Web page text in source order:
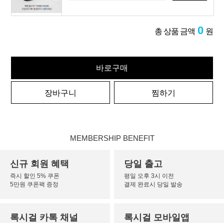
총 상품 금액 0 원
바로구매
장바구니 찜하기
MEMBERSHIP BENEFIT
신규 회원 혜택
즉시 할인 5% 쿠폰
5만원 쿠폰팩 증정
당일 출고
평일 오후 3시 이전
결제 완료시 당일 발송
록시걸 카톡 채널 록시걸 모바일앱